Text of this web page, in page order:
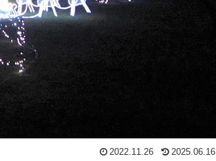
2022.11.26 2025.06.16